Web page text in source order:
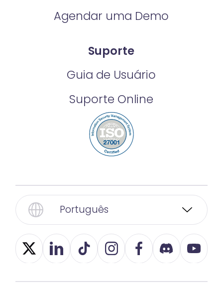
Agendar uma Demo
Suporte
Guia de Usuário
Suporte Online
Português